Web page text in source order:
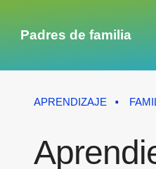
Padres de familia
APRENDIZAJE